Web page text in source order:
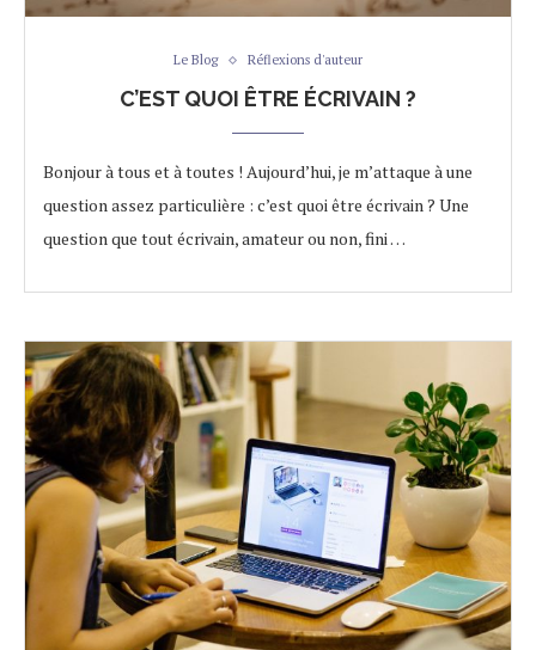
Le Blog Réflexions d'auteur
C’EST QUOI ÊTRE ÉCRIVAIN ?
Bonjour à tous et à toutes ! Aujourd’hui, je m’attaque à une
question assez particulière : c’est quoi être écrivain ? Une
question que tout écrivain, amateur ou non, fini …